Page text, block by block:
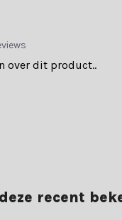
over dit product..
recent